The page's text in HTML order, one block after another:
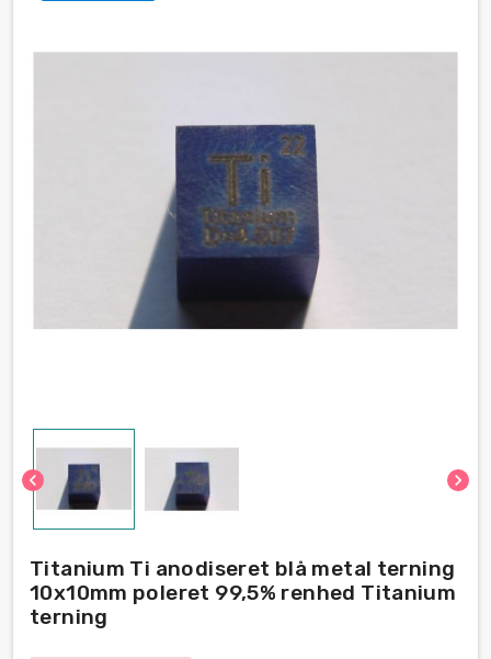
chevron_left chevron_right
Titanium Ti anodiseret blå metal terning
10x10mm poleret 99,5% renhed Titanium
terning